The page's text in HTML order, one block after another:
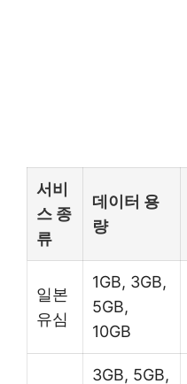
서비
스 종
류
데이터 용
량
일본
유심
1GB, 3GB,
5GB,
10GB
3GB, 5GB,